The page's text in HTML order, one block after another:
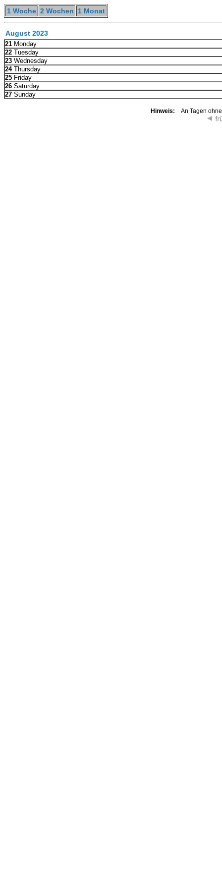
1 Woche 2 Wochen 1 Monat
August 2023
21 Monday
22 Tuesday
23 Wednesday
24Thursday
25 Friday
26 Saturday
27 Sunday
Hinweis: An Tagen